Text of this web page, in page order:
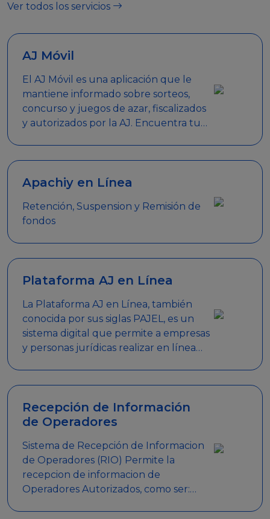
Ver todos los servicios
AJ Móvil
El AJ Móvil es una aplicación que le
mantiene informado sobre sorteos,
concurso y juegos de azar, fiscalizados
y autorizados por la AJ. Encuentra tus
clave.
Apachiy en Línea
Retención, Suspension y Remisión de
fondos
Plataforma AJ en Línea
La Plataforma AJ en Línea, también
conocida por sus siglas PAJEL, es un
sistema digital que permite a empresas
y personas jurídicas realizar en línea
Recepción de Información
de Operadores
Sistema de Recepción de Informacion
de Operadores (RIO) Permite la
recepcion de informacion de
Operadores Autorizados, como ser: